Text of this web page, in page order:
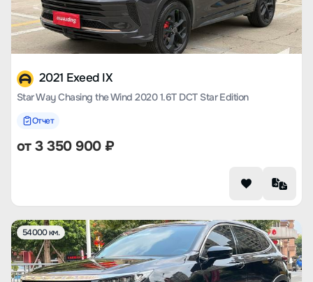
2021 Exeed IX
Star Way Chasing the Wind 2020 1.6T DCT Star Edition
Отчет
от3 350 900₽
54000 км.